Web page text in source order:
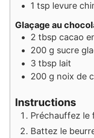
1 tsp levure
Glaçage au
2 tbsp cacao
200 g sucre
3 tbsp lait
200 g noix de
Instructions
Préchauffez le
Battez le